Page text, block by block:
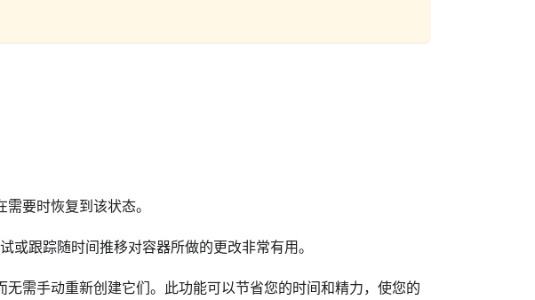
要时恢复到该状态。
跟踪随时间推移对容器所做的更改非常有用。
需手动重新创建它们。此功能可以节省您的时间和精力，使您的